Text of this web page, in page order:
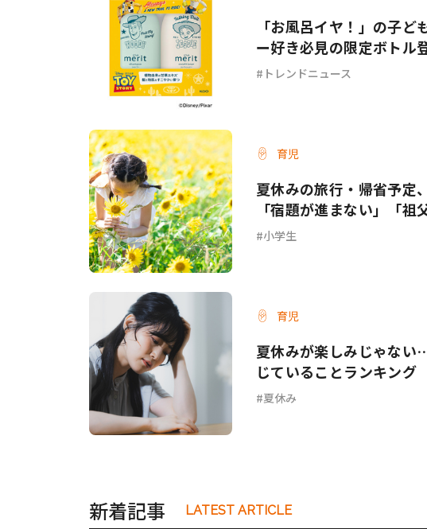
「お風呂イヤ！」の子
ー好き必見の限定ボトル
トレンドニュース
育児
夏休みの旅行・帰省予定
「宿題が進まない」「祖
小学生
育児
夏休みが楽しみじゃな
じていることランキング
夏休み
新着記事 LATEST ARTICLE